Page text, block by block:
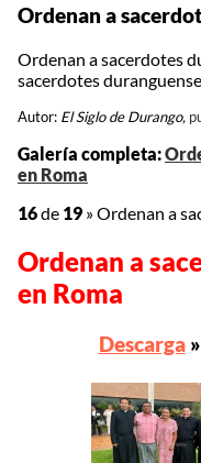
Ordenan a
Ordenan a sacerdotes
sacerdotes
Autor: El Siglo de Durango,
Galería completa:
en Roma
16de 19 »Ordenan a
Ordenan a
en Roma
Descarga»